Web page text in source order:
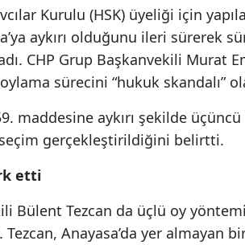
Kurulu (HSK) üyeliği için
aykırı olduğunu ileri sürerek
CHP Grup Başkanvekili Murat
sürecini “hukuk skandalı”
maddesine aykırı şekilde
seçim gerçekleştirildiğini belirtti.
etti
Bülent Tezcan da üçlü oy
Tezcan, Anayasa’da yer almayan